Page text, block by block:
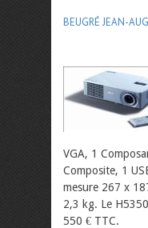
BEUGRÉ JEAN-
VGA, 1
Composite, 1
mesure 267 x
2,3 kg. Le
550 € TTC.